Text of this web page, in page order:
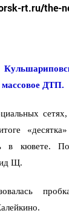
rt.ru/the-
массовое ДТП.
в кювете.
Щ.